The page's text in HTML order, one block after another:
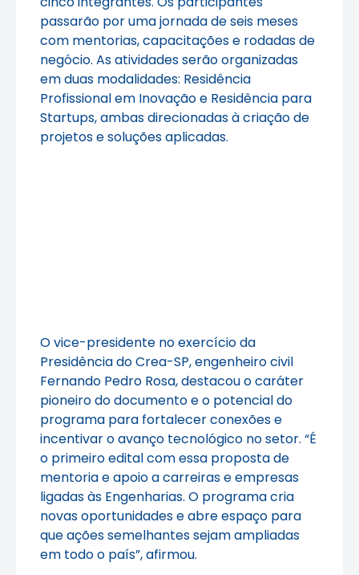
passarão por uma jornada de seis meses
com mentorias, capacitações e rodadas de
negócio. As atividades serão organizadas
em duas modalidades: Residência
Profissional em Inovação e Residência para
Startups, ambas direcionadas à criação de
projetos e soluções aplicadas.
O vice-presidente no exercício da
Presidência do Crea-SP, engenheiro civil
Fernando Pedro Rosa, destacou o caráter
pioneiro do documento e o potencial do
programa para fortalecer conexões e
incentivar o avanço tecnológico no setor. “É
o primeiro edital com essa proposta de
mentoria e apoio a carreiras e empresas
ligadas às Engenharias. O programa cria
novas oportunidades e abre espaço para
que ações semelhantes sejam ampliadas
em todo o país”, afirmou.